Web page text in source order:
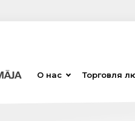
О нас Торговля